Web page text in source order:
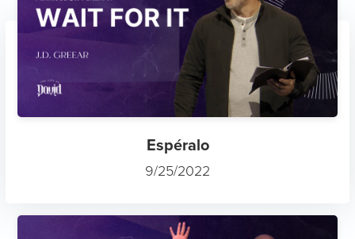
Espéralo
9/25/2022